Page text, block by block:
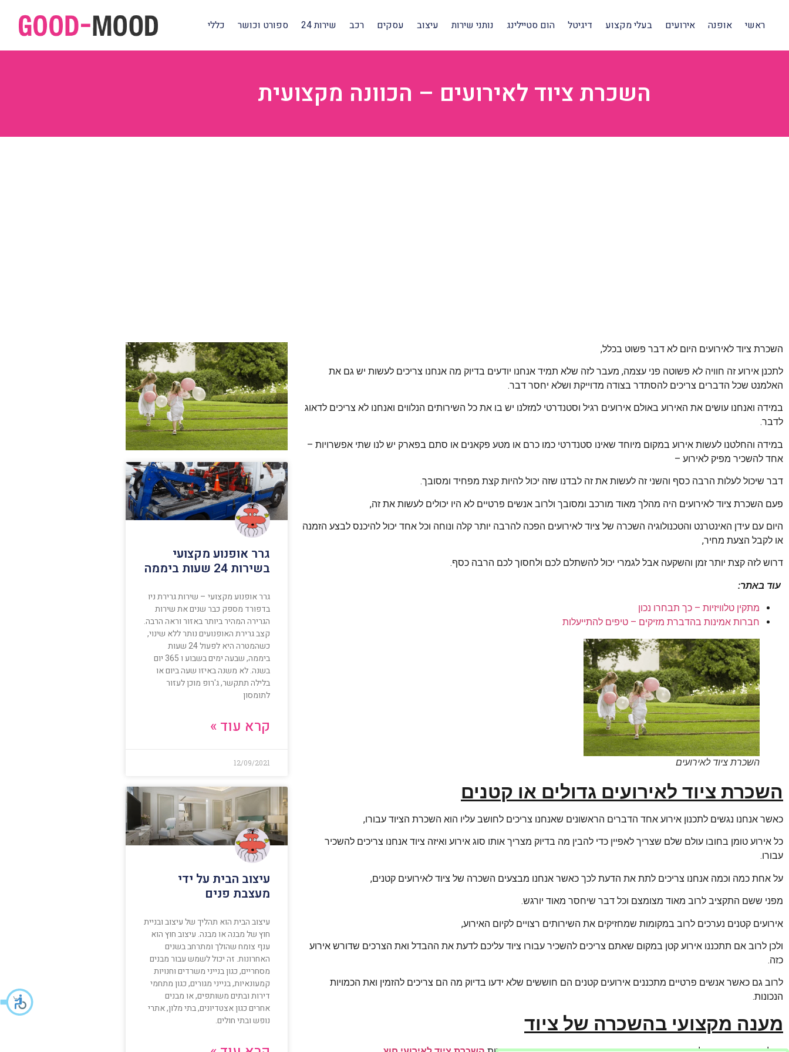
ראשי אופנה אירועים בעלי מקצוע דיגיטל הום סטיילינג נותני שירות עיצוב עסקים רכב שירות 24 ספורט וכושר כללי
השכרת ציוד לאירועים – הכוונה מקצועית
השכרת ציוד לאירועים היום לא דבר פשוט בכלל,
לתכנן אירוע זה חוויה לא פשוטה פני עצמה, מעבר לזה שלא תמיד אנחנו יודעים בדיוק מה אנחנו צריכים לעשות יש גם את
האלמנט שכל הדברים צריכים להסתדר בצודה מדוייקת ושלא יחסר דבר.
במידה ואנחנו עושים את האירוע באולם אירועים רגיל וסטנדרטי למזלנו יש בו את כל השירותים הנלווים ואנחנו לא צריכים לדאוג
לדבר.
במידה והחלטנו לעשות אירוע במקום מיוחד שאינו סטנדרטי כמו כרם או מטע פקאנים או סתם בפארק יש לנו שתי אפשרויות –
אחד להשכיר מפיק לאירוע –
דבר שיכול לעלות הרבה כסף והשני זה לעשות את זה לבדנו שזה יכול להיות קצת מפחיד ומסובך.
פעם השכרת ציוד לאירועים היה מהלך מאוד מורכב ומסובך ולרוב אנשים פרטיים לא היו יכולים לעשות את זה,
היום עם עידן האינטרנט והטכנולוגיה השכרה של ציוד לאירועים הפכה להרבה יותר קלה ונוחה וכל אחד יכול להיכנס לבצע הזמנה
או לקבל הצעת מחיר,
דרוש לזה קצת יותר זמן והשקעה אבל לגמרי יכול להשתלם לכם ולחסוך לכם הרבה כסף.
עוד באתר:
מתקין טלוויזיות – כך תבחרו נכון
חברות אמינות בהדברת מזיקים – טיפים להתייעלות
השכרת ציוד לאירועים
השכרת ציוד לאירועים גדולים או קטנים
כאשר אנחנו נגשים לתכנון אירוע אחד הדברים הראשונים שאנחנו צריכים לחושב עליו הוא השכרת הציוד עבורו,
כל אירוע טומן בחובו עולם שלם שצריך לאפיין כדי להבין מה בדיוק מצריך אותו סוג אירוע ואיזה ציוד אנחנו צריכים להשכיר
עבורו.
על אחת כמה וכמה אנחנו צריכים לתת את הדעת לכך כאשר אנחנו מבצעים השכרה של ציוד לאירועים קטנים,
מפני ששם התקציב לרוב מאוד מצומצם וכל דבר שיחסר מאוד יורגש.
אירועים קטנים נערכים לרוב במקומות שמחזיקים את השירותים רצויים לקיום האירוע,
ולכן לרוב אם תתכננו אירוע קטן במקום שאתם צריכים להשכיר עבורו ציוד עליכם לדעת את ההבדל ואת הצרכים שדורש אירוע
כזה.
לרוב גם כאשר אנשים פרטיים מתכננים אירועים קטנים הם חוששים שלא ידעו בדיוק מה הם צריכים להזמין ואת הכמויות
הנכונות.
מענה מקצועי בהשכרה של ציוד
גרר אופנוע מקצועי
בשירות 24 שעות ביממה
גרר אופנוע מקצועי – שירות גרירת ניו
בדפורד מספק כבר שנים את שירות
הגרירה המהיר ביותר באזור וראה הרבה.
קצב גרירת האופנועים נותר ללא שינוי,
כשהמטרה היא לפעול 24 שעות
ביממה, שבעה ימים בשבוע ו 365 יום
בשנה. לא משנה באיזו שעה ביום או
בלילה תתקשר, ג'רופ מוכן לעזור
לתומסון
קרא עוד »
12/09/2021
עיצוב הבית על ידי
מעצבת פנים
עיצוב הבית הוא תהליך של עיצוב ובניית
חוץ של מבנה או מבנה. עיצוב חוץ הוא
ענף צומח שהולך ומתרחב בשנים
האחרונות. זה יכול לשמש עבור מבנים
מסחריים, כגון בנייני משרדים וחנויות
קמעונאיות, בנייני מגורים, כגון מתחמי
דירות ובתים משותפים, או מבנים
אחרים כגון אצטדיונים, בתי מלון, אתרי
נופש ובתי חולים.